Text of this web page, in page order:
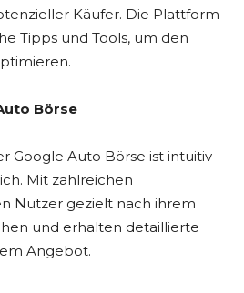
Käufer. Die Plattform
Tipps und Tools, um den
Börse
Google Auto Börse ist intuitiv
Mit zahlreichen
Nutzer gezielt nach ihrem
und erhalten detaillierte
Angebot.